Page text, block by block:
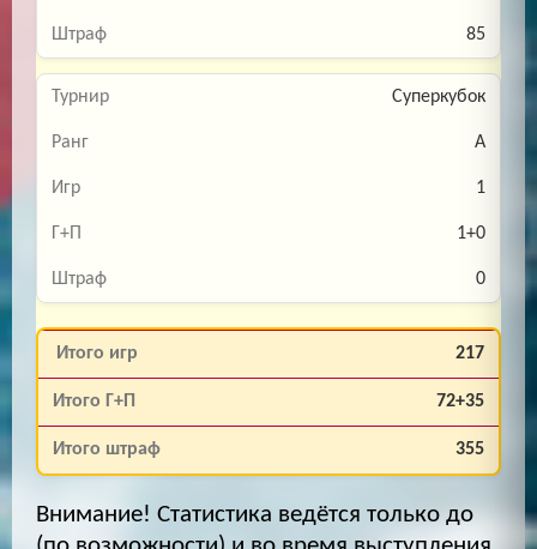
85
Суперкубок
A
1
1+0
0
217
72+35
355
Внимание! Статистика ведётся только до